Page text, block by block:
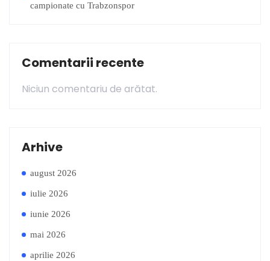
campionate cu Trabzonspor
Comentarii recente
Niciun comentariu de arătat.
Arhive
august 2026
iulie 2026
iunie 2026
mai 2026
aprilie 2026